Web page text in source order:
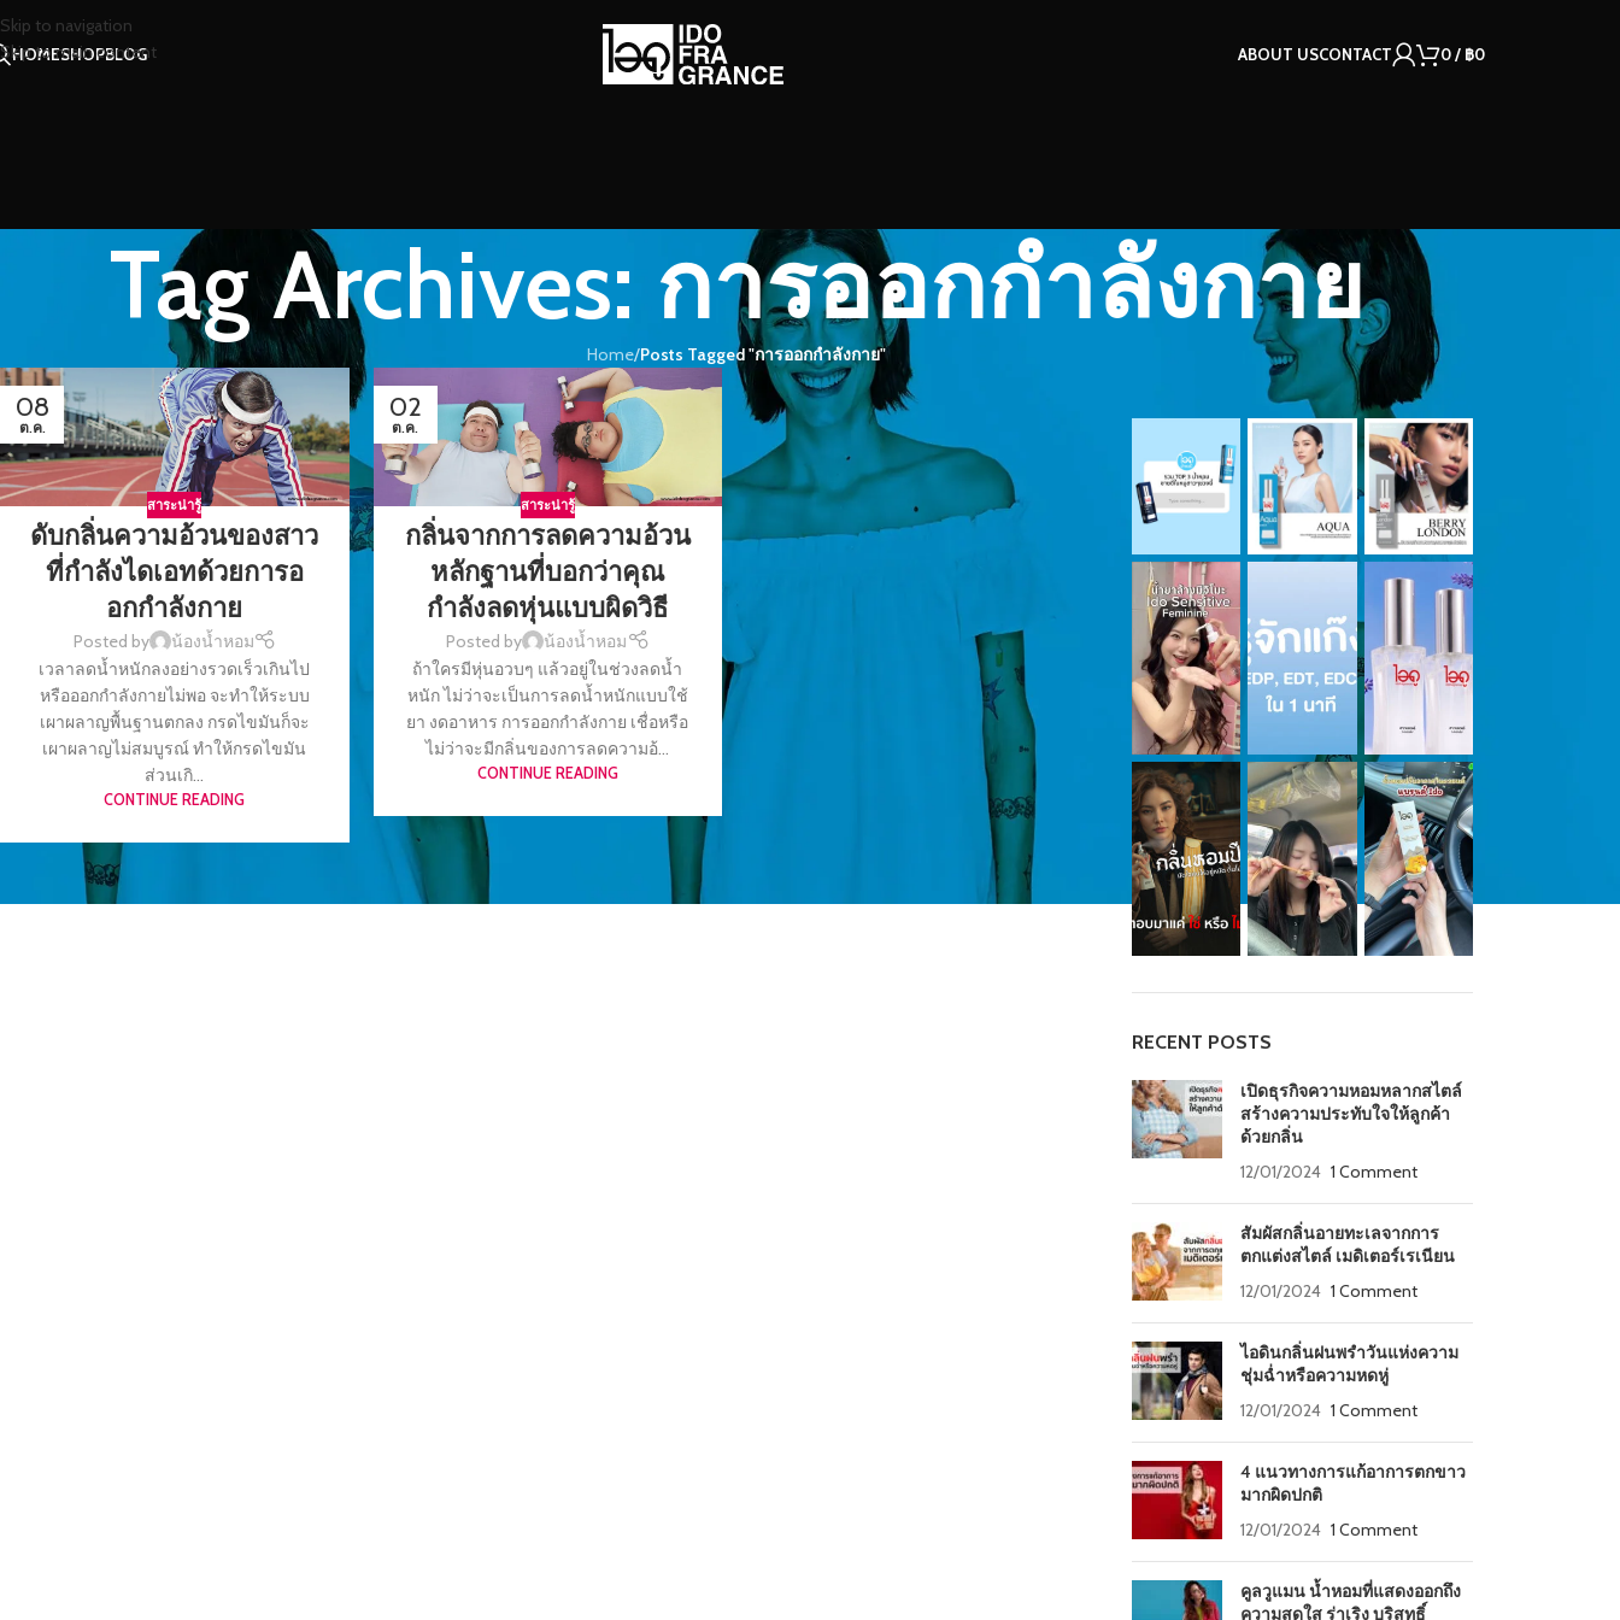
Skip to navigation
Skip to main content
HOMESHOPBLOG ABOUT USCONTACT 0/ ฿0
Tag Archives: การออกกำลังกาย
Home/Posts Tagged "การออกกำลังกาย"
08
ต.ค.
สาระน่ารู้
ดับกลิ่นความอ้วนของสาว
ที่กำลังไดเอทด้วยการอ
อกกำลังกาย
Posted by
น้องน้ำหอม
เวลาลดน้ำหนักลงอย่างรวดเร็วเกินไป
หรือออกกำลังกายไม่พอ จะทำให้ระบบ
เผาผลาญพื้นฐานตกลง กรดไขมันก็จะ
เผาผลาญไม่สมบูรณ์ ทำให้กรดไขมัน
ส่วนเกิ...
CONTINUE READING
02
ต.ค.
สาระน่ารู้
กลิ่นจากการลดความอ้วน
หลักฐานที่บอกว่าคุณ
กำลังลดหุ่นแบบผิดวิธี
Posted by
น้องน้ำหอม
ถ้าใครมีหุ่นอวบๆ แล้วอยู่ในช่วงลดน้ำ
หนัก ไม่ว่าจะเป็นการลดน้ำหนักแบบใช้
ยา งดอาหาร การออกกำลังกาย เชื่อหรือ
ไม่ว่าจะมีกลิ่นของการลดความอ้...
CONTINUE READING
OUR INSTAGRAM
RECENT POSTS
เปิดธุรกิจความหอมหลากสไตล์
สร้างความประทับใจให้ลูกค้า
ด้วยกลิ่น
12/01/2024 1 Comment
สัมผัสกลิ่นอายทะเลจากการ
ตกแต่งสไตล์ เมดิเตอร์เรเนียน
12/01/2024 1 Comment
ไอดินกลิ่นฝนพรำวันแห่งความ
ชุ่มฉ่ำหรือความหดหู่
12/01/2024 1 Comment
4 แนวทางการแก้อาการตกขาว
มากผิดปกติ
12/01/2024 1 Comment
คูลวูแมน น้ำหอมที่แสดงออกถึง
ความสดใส ร่าเริง บริสุทธิ์